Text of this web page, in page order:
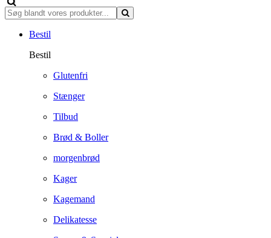
Bestil
Bestil
Glutenfri
Stænger
Tilbud
Brød & Boller
morgenbrød
Kager
Kagemand
Delikatesse